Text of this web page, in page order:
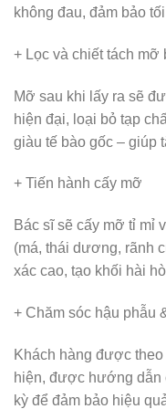
không đau, đảm bảo
+ Lọc và chiết tách mỡ
Mỡ sau khi lấy ra sẽ
hiện đại, loại bỏ tạp
giàu tế bào gốc – giúp
+ Tiến hành cấy mỡ
Bác sĩ sẽ cấy mỡ tỉ mỉ
(má, thái dương,
xác cao, tạo khối hài
+ Chăm sóc hậu phẫu
Khách hàng được
hiện, được hướng dẫn
kỳ để đảm bảo hiệu